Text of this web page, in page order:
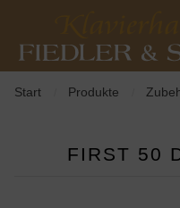
Start Produkte
FIRST 50